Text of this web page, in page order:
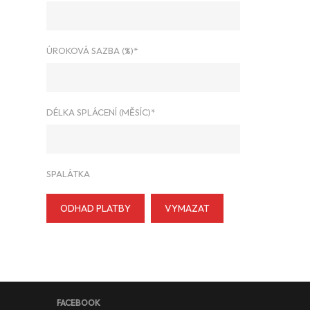
ÚROKOVÁ SAZBA (%)*
DÉLKA SPLÁCENÍ (MĚSÍC)*
SPALÁTKA
ODHAD PLATBY VYMAZAT
FACEBOOK